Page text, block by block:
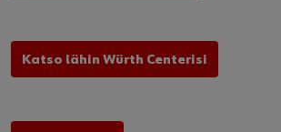
Katso lähin Würth Centerisi